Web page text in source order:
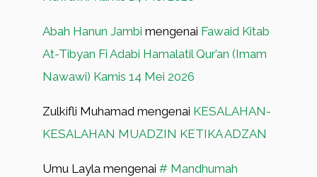
Abah Hanun Jambi mengenai Fawaid Kitab
At-Tibyan Fi Adabi Hamalatil Qur’an (Imam
Nawawi) Kamis 14 Mei 2026
Zulkifli Muhamad mengenai KESALAHAN-
KESALAHAN MUADZIN KETIKA ADZAN
Umu Layla mengenai # Mandhumah